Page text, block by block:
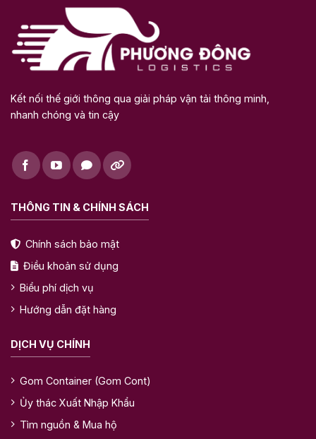
Kết nối thế giới thông qua giải pháp vận tải thông minh,
nhanh chóng và tin cậy
THÔNG TIN & CHÍNH SÁCH
Chính sách bảo mật
Điều khoản sử dụng
Biểu phí dịch vụ
Hướng dẫn đặt hàng
DỊCH VỤ CHÍNH
Gom Container (Gom Cont)
Ủy thác Xuất Nhập Khẩu
Tìm nguồn & Mua hộ